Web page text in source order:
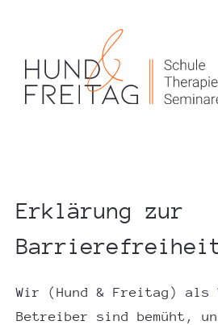
Erklärung zur
Wir (Hund & Freitag) als
Betreiber sind bemüht,